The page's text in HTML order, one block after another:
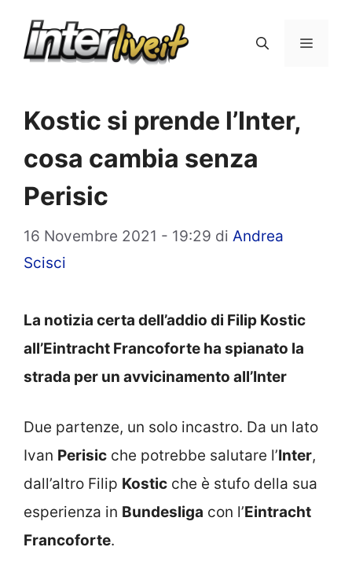
Menu
Kostic si prende l’Inter,
cosa cambia senza
Perisic
16 Novembre 2021 - 19:29 di Andrea
Scisci
La notizia certa dell’addio di Filip Kostic
all’Eintracht Francoforte ha spianato la
strada per un avvicinamento all’Inter
Due partenze, un solo incastro. Da un lato
Ivan Perisic che potrebbe salutare l’Inter,
dall’altro Filip Kostic che è stufo della sua
esperienza in Bundesliga con l’Eintracht
Francoforte.